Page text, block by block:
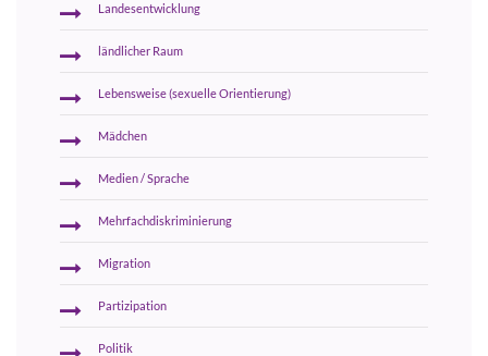
Landesentwicklung
ländlicher Raum
Lebensweise (sexuelle Orientierung)
Mädchen
Medien / Sprache
Mehrfachdiskriminierung
Migration
Partizipation
Politik